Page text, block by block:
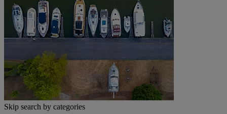
Skip search by categories